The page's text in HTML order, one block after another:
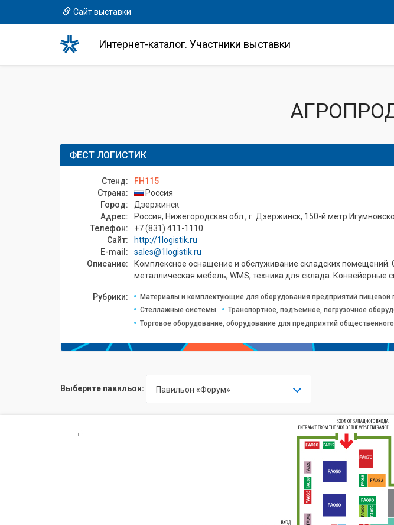
Сайт выставки
Интернет-каталог. Участники выставки
ФЕСТ ЛОГИСТИК
Стенд:
FH115
Страна:
Россия
Город:
Дзержинск
Адрес:
Россия, Нижегородская обл., г. Дзержинск, 150-й метр
Телефон:
+7 (831) 411-1110
Сайт:
http://1logistik.ru
E-mail:
sales@1logistik.ru
Описание:
Комплексное оснащение и обслуживание складских
металлическая мебель, WMS, техника для склада. Конвейерные
Рубрики: Материалы и комплектующие для оборудования предприятий пищевой
Стеллажные системы
Транспортное, подъемное, погрузочное
Торговое оборудование, оборудование для предприятий
Выберите павильон: Павильон «Форум»